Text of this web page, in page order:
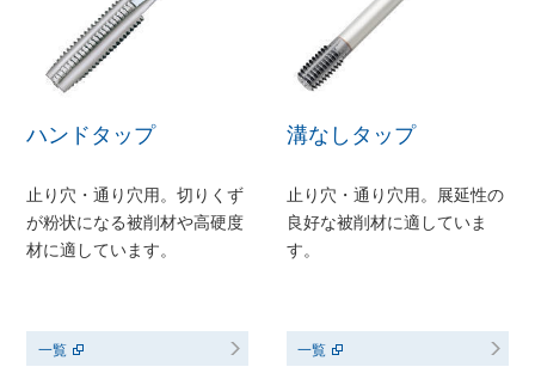
ハンドタップ
止り穴・通り穴用。切りくず
が粉状になる被削材や高硬度
材に適しています。
一覧
溝なしタップ
止り穴・通り穴用。展延性の
良好な被削材に適していま
す。
一覧